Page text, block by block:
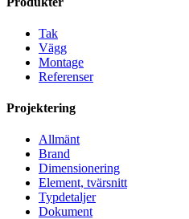
Tak
Vägg
Montage
Referenser
Projektering
Allmänt
Brand
Dimensionering
Element, tvärsnitt
Typdetaljer
Dokument